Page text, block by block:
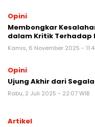
Opini
Membongkar
dalam Kritik Terhadap
Kamis, 6 November 2025 -
Opini
Ujung Akhir dari
Rabu, 2 Juli 2025 - 22:07 WIB
Artikel